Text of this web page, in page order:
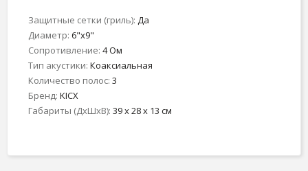
Защитные сетки (гриль): Да
Диаметр: 6"х9"
Сопротивление: 4 Ом
Тип акустики: Коаксиальная
Количество полос: 3
Бренд: KICX
Габариты (ДхШхВ): 39 x 28 x 13 см